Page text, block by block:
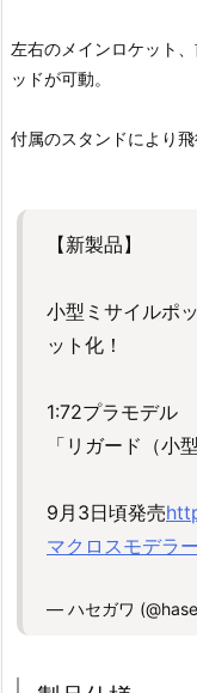
左右のメインロケット
ッドが可動。
付属のスタンドにより
【新製品】
小型ミサイルポ
ット化！
1:72プラモデル
「リガード（小
9月3日頃発売
マクロスモデラ
— ハセガワ